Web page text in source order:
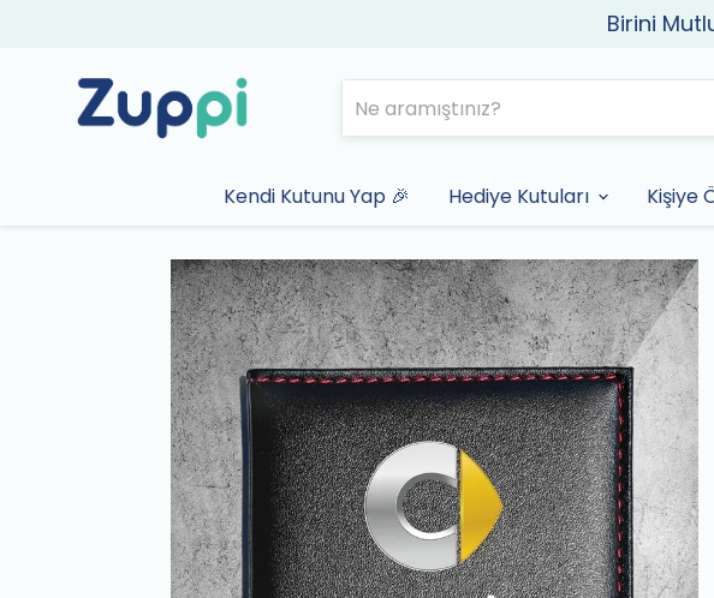
Birini
Kendi Kutunu Yap 🎉 Hediye Kutuları Kişiye